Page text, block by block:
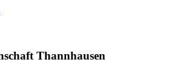
Thannhausen